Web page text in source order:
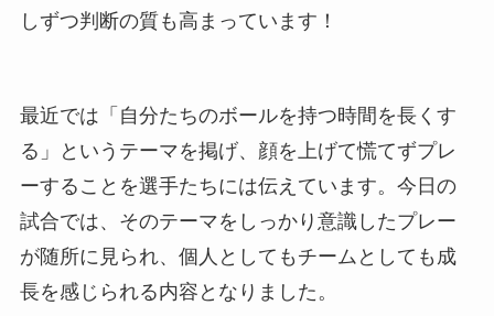
しずつ判断の質も高まっています！
最近では「自分たちのボールを持つ時間を長くす
る」というテーマを掲げ、顔を上げて慌てずプレ
ーすることを選手たちには伝えています。今日の
試合では、そのテーマをしっかり意識したプレー
が随所に見られ、個人としてもチームとしても成
長を感じられる内容となりました。